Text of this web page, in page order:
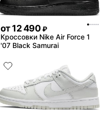
от12 490 ₽
Кроссовки Nike Air Force 1
'07 Black Samurai